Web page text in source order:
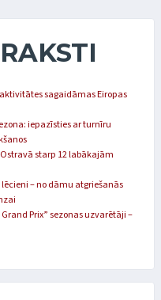
sagaidāmas Eiropas
iepazīsties ar turnīru
starp 12 labākajām
– no dāmu atgriešanās
Prix” sezonas uzvarētāji –